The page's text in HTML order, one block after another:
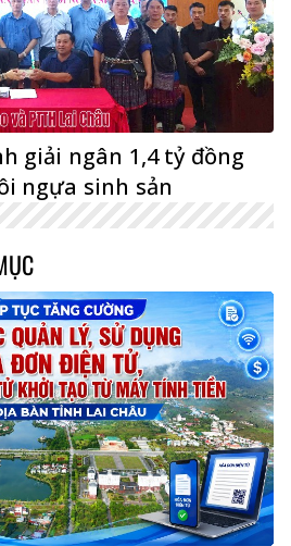
giải ngân 1,4 tỷ đồng
ngựa sinh sản